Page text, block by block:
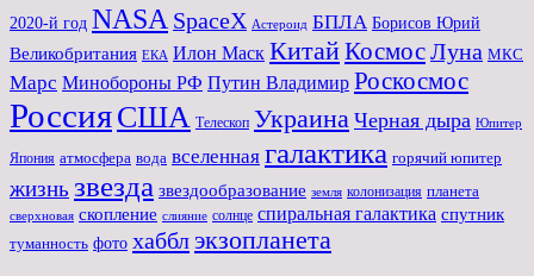
2020-й год NASA SpaceX Астероид БПЛА Борисов Юрий
Великобритания ЕКА Илон Маск КитайКосмосЛуна МКС
Марс Минoбороны РФ Путин Владимир Роскосмос
РоссияСША Телескоп Украина Черная дыра Юпитер
Япония атмосфера вода вселенная галактика горячий юпитер
жизнь звезда звездообразование земля колонизация планета
сверхновая скопление слияние солнце спиральная галактика спутник
туманность фото хаббл экзопланета